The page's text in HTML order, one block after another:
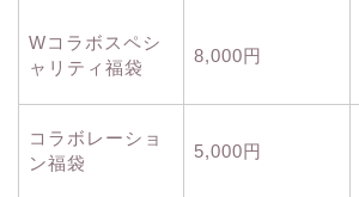
Wコラボスペシ
ャリティ福袋
8,000円
コラボレーショ
ン福袋
5,000円